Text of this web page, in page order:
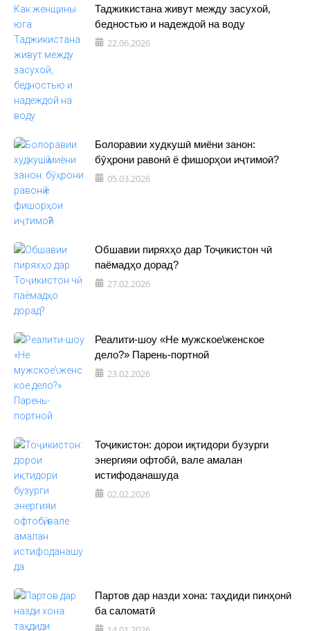
Таджикистана живут между засухой,
бедностью и надеждой на воду
22.06.2026
Болоравии худкушӣ миёни занон:
бӯҳрони равонӣ ё фишорҳои иҷтимоӣ?
05.03.2026
Обшавии пиряхҳо дар Тоҷикистон чӣ
паёмадҳо дорад?
27.02.2026
Реалити-шоу «Не мужское\женское
дело?» Парень-портной
23.02.2026
Тоҷикистон: дорои иқтидори бузурги
энергияи офтобӣ, вале амалан
истифоданашуда
02.02.2026
Партов дар назди хона: таҳдиди пинҳонӣ
ба саломатӣ